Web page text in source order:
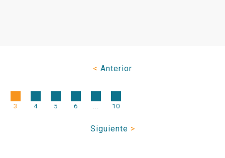
< Anterior
3 4 5 6 ... 10
Siguiente >